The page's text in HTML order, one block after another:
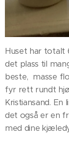
Huset har totalt
det plass til
beste, masse
fyr rett rundt
Kristiansand.
det også er en
med dine